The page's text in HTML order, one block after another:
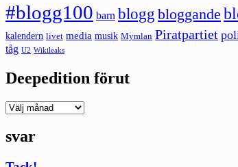
#blogg100 barn blogg bloggande
kalendern livet media musik Mymlan Piratpartiet
tåg U2 Wikileaks
Deepedition förut
Deepedition
svar